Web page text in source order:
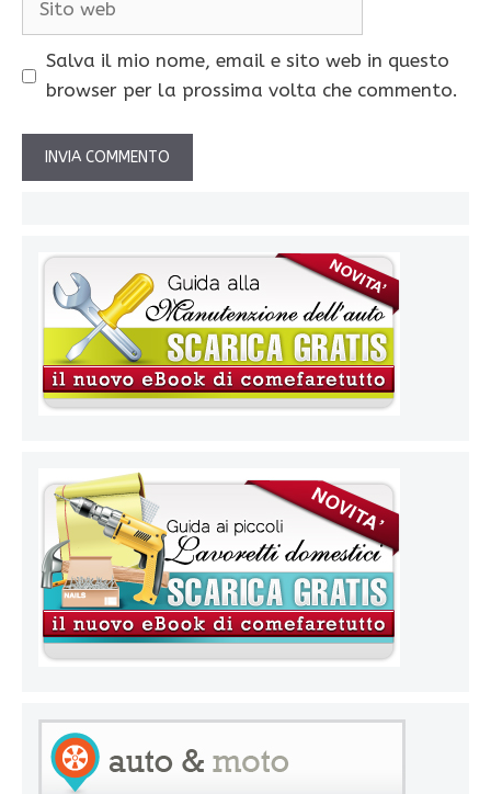
Salva il mio nome, email e sito web in questo
browser per la prossima volta che commento.